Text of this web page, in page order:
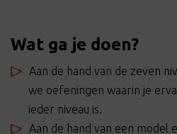
Wat ga je doen?
Aan de hand van de zeven
we oefeningen waarin je
ieder niveau is.
Aan de hand van een model